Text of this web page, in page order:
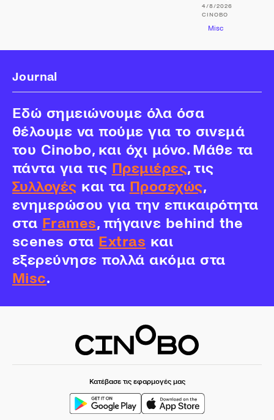
4/8/2026
CINOBO
Misc
Journal
Εδώ σημειώνουμε όλα όσα
θέλουμε να πούμε για το σινεμά
του Cinobo, και όχι μόνο. Μάθε τα
πάντα για τις Πρεμιέρες, τις
Συλλογές και τα Προσεχώς,
ενημερώσου για την επικαιρότητα
στα Frames, πήγαινε behind the
scenes στα Extras και
εξερεύνησε πολλά ακόμα στα
Misc.
Κατέβασε τις εφαρμογές μας